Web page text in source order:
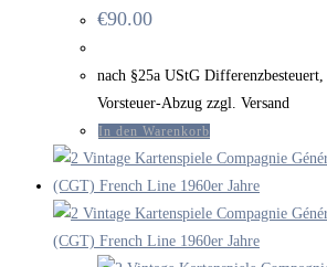
€90.00
nach §25a UStG
Vorsteuer-Abzug zzgl. Versand
In den Warenkorb